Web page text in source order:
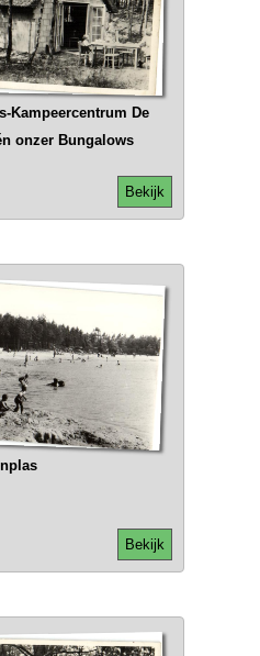
Kampeercentrum De
onzer Bungalows
Bekijk
Bekijk